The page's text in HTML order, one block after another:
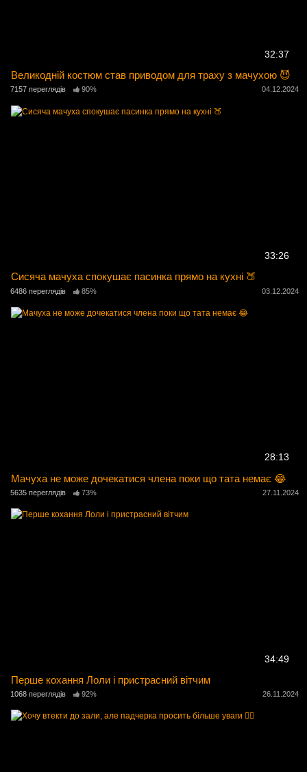
32:37
Великодній костюм став приводом для траху з мачухою 😈
7157 переглядів 90% 04.12.2024
33:26
Сисяча мачуха спокушає пасинка прямо на кухні 🍑
6486 переглядів 85% 03.12.2024
28:13
Мачуха не може дочекатися члена поки що тата немає 😂
5635 переглядів 73% 27.11.2024
34:49
Перше кохання Лоли і пристрасний вітчим
1068 переглядів 92% 26.11.2024